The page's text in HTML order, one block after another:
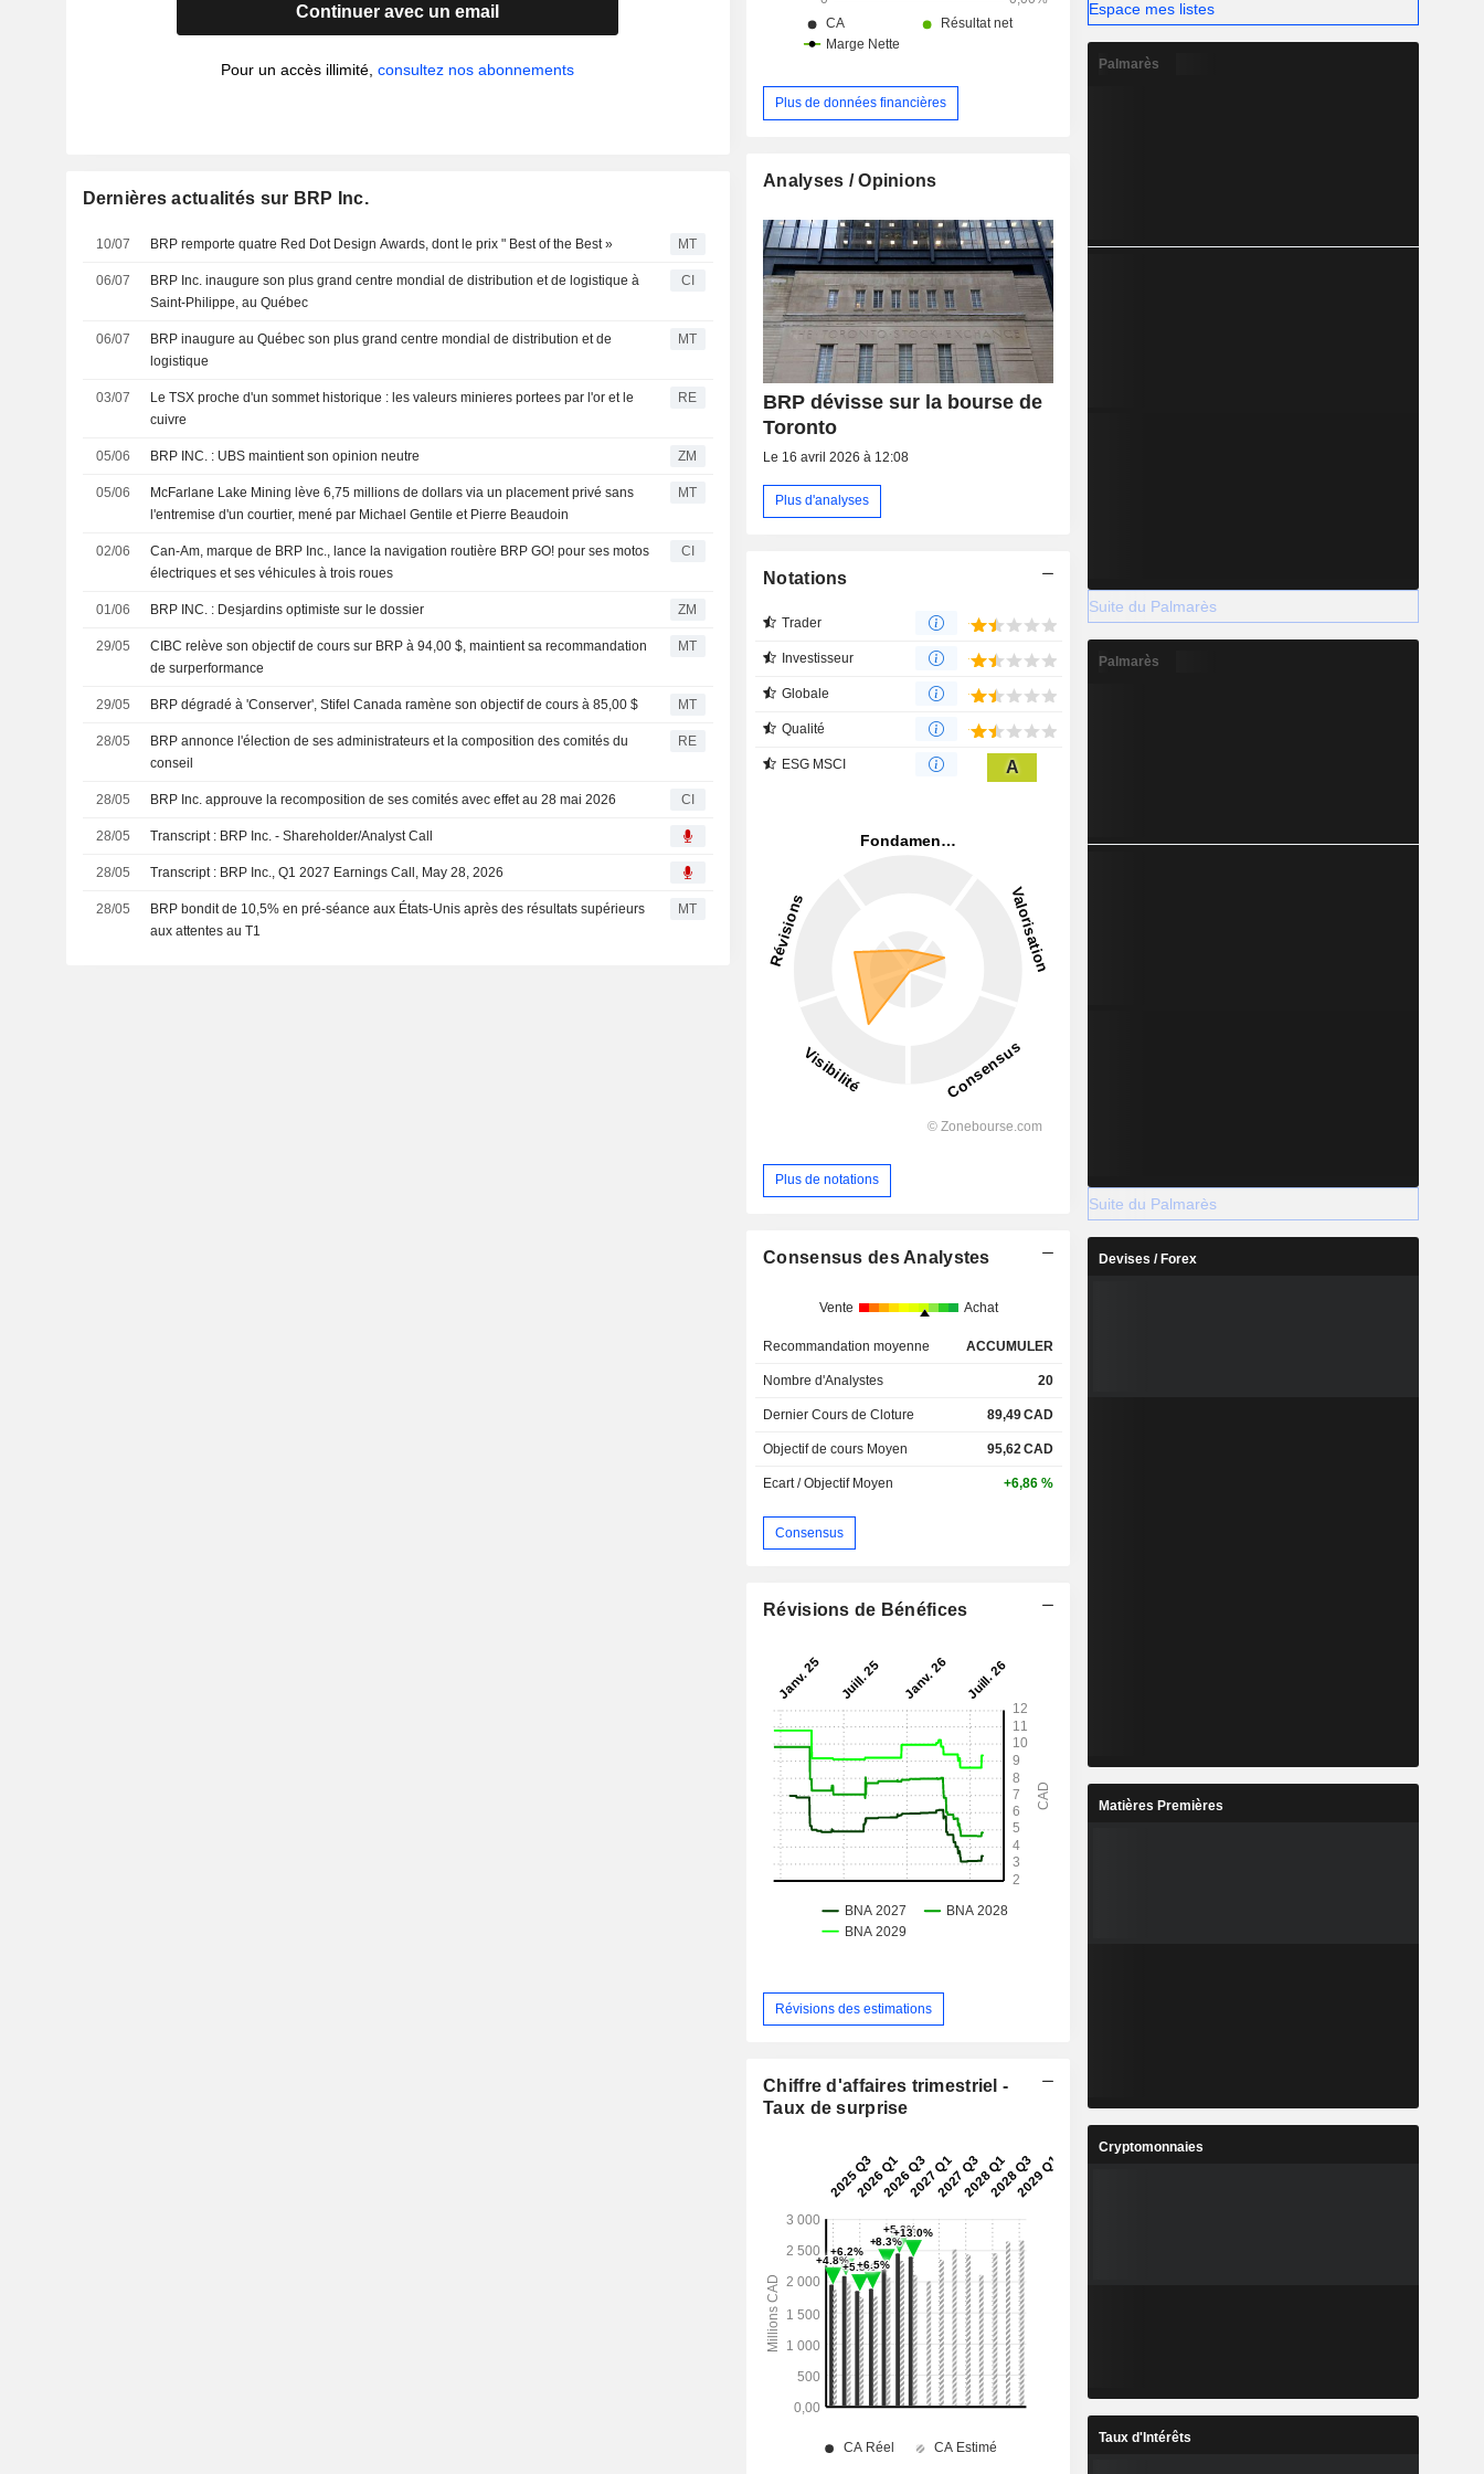
Continuer avec un email
Pour un accès illimité,consultez nos abonnements
Dernières actualités sur BRP Inc.
10/07 BRP remporte quatre Red Dot Design Awards, dont le prix " Best of the Best » MT
06/07
BRP Inc. inaugure son plus grand centre mondial de distribution et de logistique à
Saint-Philippe, au Québec
CI
06/07
BRP inaugure au Québec son plus grand centre mondial de distribution et de
logistique
MT
03/07
Le TSX proche d'un sommet historique : les valeurs minieres portees par l'or et le
cuivre
RE
05/06 BRP INC. : UBS maintient son opinion neutre ZM
05/06
McFarlane Lake Mining lève 6,75 millions de dollars via un placement privé sans
l'entremise d'un courtier, mené par Michael Gentile et Pierre Beaudoin
MT
02/06
Can-Am, marque de BRP Inc., lance la navigation routière BRP GO! pour ses motos
électriques et ses véhicules à trois roues
CI
01/06 BRP INC. : Desjardins optimiste sur le dossier ZM
29/05
CIBC relève son objectif de cours sur BRP à 94,00 $, maintient sa recommandation
de surperformance
MT
29/05 BRP dégradé à 'Conserver', Stifel Canada ramène son objectif de cours à 85,00 $ MT
28/05
BRP annonce l'élection de ses administrateurs et la composition des comités du
conseil
RE
28/05 BRP Inc. approuve la recomposition de ses comités avec effet au 28 mai 2026 CI
28/05 Transcript : BRP Inc. - Shareholder/Analyst Call
28/05 Transcript : BRP Inc., Q1 2027 Earnings Call, May 28, 2026
28/05
BRP bondit de 10,5% en pré-séance aux États-Unis après des résultats supérieurs
aux attentes au T1
MT
produits existantes.
Plus de données financières
Analyses / Opinions
BRP dévisse sur la bourse de
Toronto
Le 16 avril 2026 à 12:08
Plus d'analyses
Notations
Trader
Investisseur
Globale
Qualité
ESG MSCI A
Plus de notations
Consensus des Analystes
Vente Achat
Recommandation moyenne ACCUMULER
Nombre d'Analystes 20
Dernier Cours de Cloture 89,49CAD
Objectif de cours Moyen 95,62CAD
Ecart / Objectif Moyen +6,86 %
Consensus
Révisions de Bénéfices
Révisions des estimations
Chiffre d'affaires trimestriel -
Taux de surprise
Espace mes listes
Palmarès
Suite du Palmarès
Palmarès
Suite du Palmarès
Devises / Forex
Matières Premières
Cryptomonnaies
Taux d'Intérêts